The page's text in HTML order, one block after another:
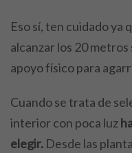
Eso sí, ten cuidado ya
alcanzar los 20
apoyo físico para
Cuando se trata de
interior con poca luz
elegir. Desde las